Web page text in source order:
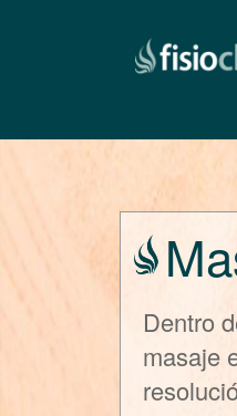
contenido
Dentro
masaje